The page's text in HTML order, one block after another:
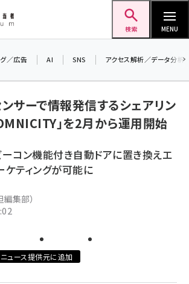
検索 MENU
／広告 AI SNS アクセス解析／データ分析
サーで情報発信するシェアリン
」を2月から運用開始
ーコン機能付き自動ドアに置き換えエ
ケティングが可能に
集部）
ュース提供元に追加
＼ 8
生成
るセ
2026